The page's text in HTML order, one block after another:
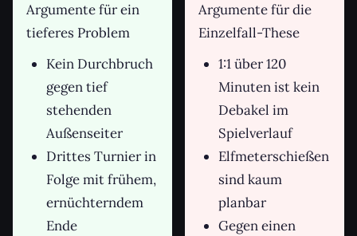
Argumente für ein
tieferes Problem
Kein Durchbruch
gegen tief
stehenden
Außenseiter
Drittes Turnier in
Folge mit frühem,
ernüchterndem
Ende
Argumente für die
Einzelfall-These
1:1 über 120
Minuten ist kein
Debakel im
Spielverlauf
Elfmeterschießen
sind kaum
planbar
Gegen einen